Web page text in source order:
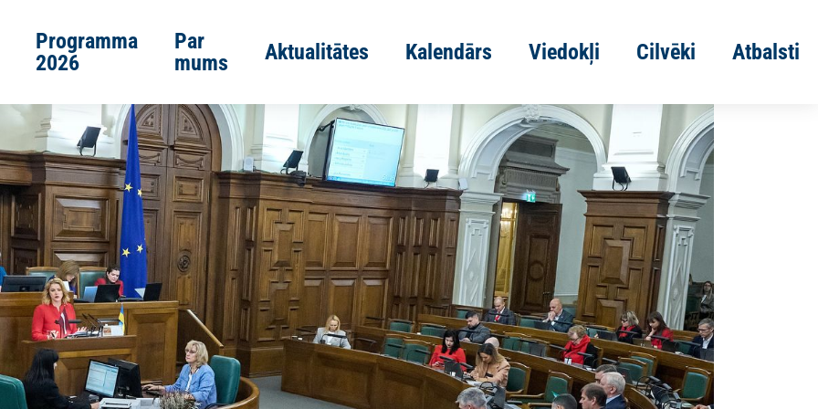
Programma
2026
Par
mums
Aktualitātes Kalendārs Viedokļi Cilvēki Atbalsti